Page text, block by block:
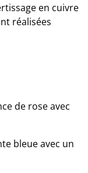
en cuivre
réalisées
de rose avec
bleue avec un